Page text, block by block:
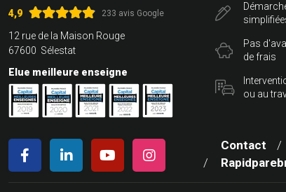
4,9 233 avis Google
12 rue de la Maison Rouge
67600 Sélestat
Elue meilleure enseigne
Pas
de frais
ou au
Contact